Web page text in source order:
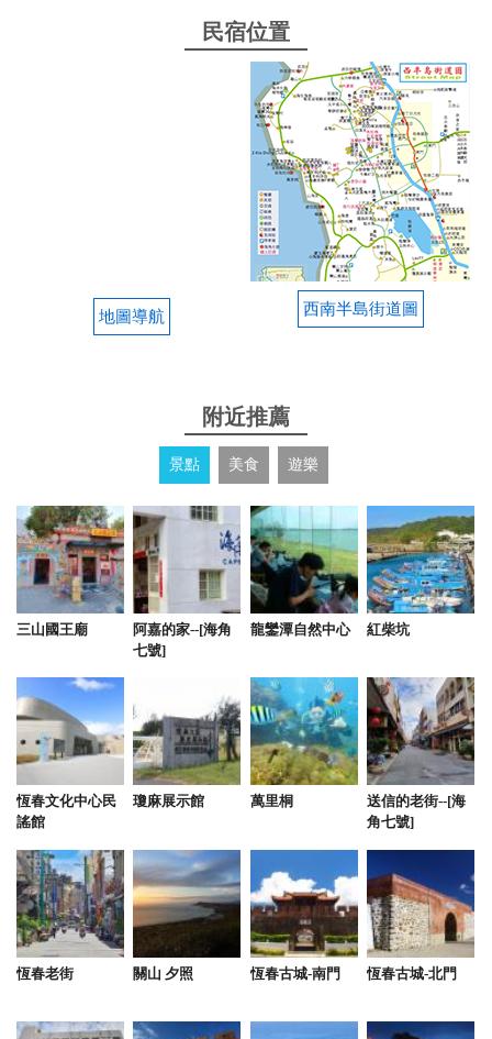
民宿位置
地圖導航 西南半島街道圖
附近推薦
景點 美食 遊樂
三山國王廟
阿嘉的家--[海角
七號]
龍鑾潭自然中心 紅柴坑
恆春文化中心民
謠館
瓊麻展示館 萬里桐
送信的老街--[海
角七號]
恆春老街 關山 夕照 恆春古城-南門 恆春古城-北門